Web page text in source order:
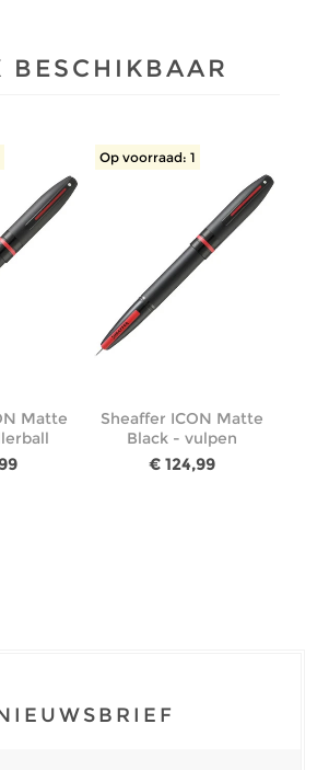
BESCHIKBAAR
Matte
Op voorraad: 1
Sheaffer ICON Matte
Black - vulpen
€ 124,99